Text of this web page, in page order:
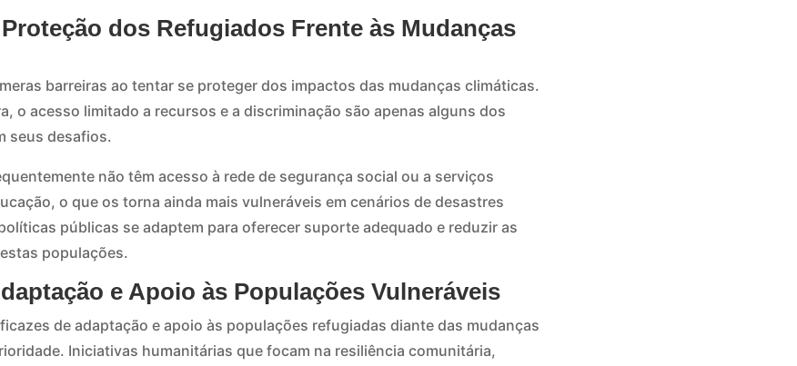
dos Refugiados Frente às Mudanças
barreiras ao tentar se proteger dos impactos das mudanças climáticas.
o acesso limitado a recursos e a discriminação são apenas alguns dos
seus desafios.
não têm acesso à rede de segurança social ou a serviços
o que os torna ainda mais vulneráveis em cenários de desastres
públicas se adaptem para oferecer suporte adequado e reduzir as
populações.
e Apoio às Populações Vulneráveis
de adaptação e apoio às populações refugiadas diante das mudanças
Iniciativas humanitárias que focam na resiliência comunitária,